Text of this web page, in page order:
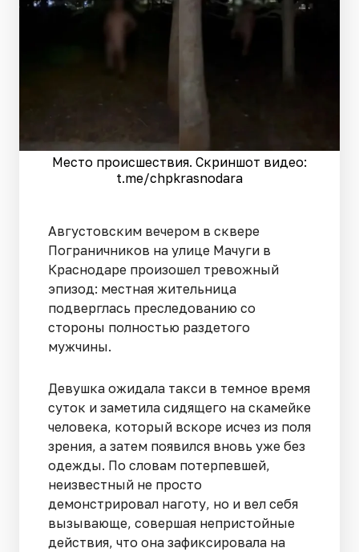
Место происшествия. Скриншот видео:
t.me/chpkrasnodara
Августовским вечером в сквере
Пограничников на улице Мачуги в
Краснодаре произошел тревожный
эпизод: местная жительница
подверглась преследованию со
стороны полностью раздетого
мужчины.
Девушка ожидала такси в темное время
суток и заметила сидящего на скамейке
человека, который вскоре исчез из поля
зрения, а затем появился вновь уже без
одежды. По словам потерпевшей,
неизвестный не просто
демонстрировал наготу, но и вел себя
вызывающе, совершая непристойные
действия, что она зафиксировала на